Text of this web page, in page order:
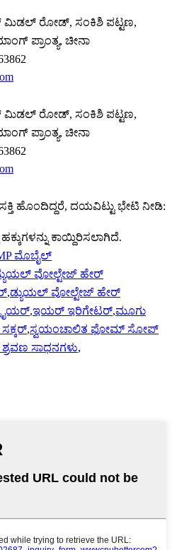
ಮಿಡಲ್ ರೋಡ್, ಸಂಕಿಶಿ ಪಟ್ಟಣ,
ಪ್ರಾಂತ್ಯ, ಚೀನಾ
ಮಿಡಲ್ ರೋಡ್, ಸಂಕಿಶಿ ಪಟ್ಟಣ,
ಪ್ರಾಂತ್ಯ, ಚೀನಾ
ಹೊಂದಿದ್ದರೆ, ದಯವಿಟ್ಟು ಭೇಟಿ ನೀಡಿ:
ಹಕ್ಕುಗಳನ್ನು ಕಾಯ್ದಿರಿಸಲಾಗಿದೆ.
ಮೊಬೈಲ್
ವೋಲ್ಟೇಜ್ ಹೇರ್
,ಡ್ಯುಯಲ್ ವೋಲ್ಟೇಜ್ ಹೇರ್
,ಇಯರ್ ಇರಿಗೇಟರ್,ಮೂಗು
,ಸ್ವಯಂಚಾಲಿತ ಫೋಮ್ ಸೋಪ್
ಸಾಧನಗಳು,